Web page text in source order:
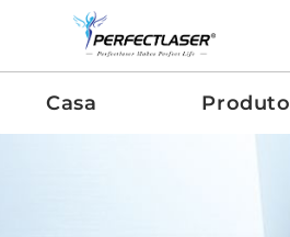
Casa